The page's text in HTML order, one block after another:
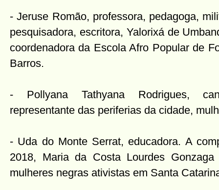
- Jeruse Romão, professora, pedagoga,
pesquisadora, escritora, Yalorixá de
coordenadora da Escola Afro Popular de
Barros.
- Pollyana Tathyana Rodrigues,
representante das periferias da cidade,
- Uda do Monte Serrat, educadora. A
2018, Maria da Costa Lourdes
mulheres negras ativistas em Santa